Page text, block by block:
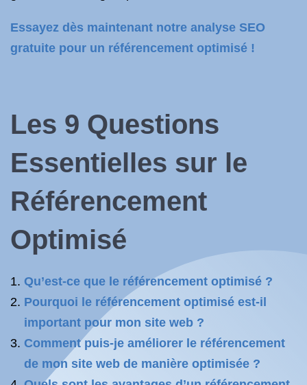
Essayez dès maintenant notre analyse SEO
gratuite pour un référencement optimisé !
Les 9 Questions
Essentielles sur le
Référencement
Optimisé
Qu’est-ce que le référencement optimisé ?
Pourquoi le référencement optimisé est-il
important pour mon site web ?
Comment puis-je améliorer le référencement
de mon site web de manière optimisée ?